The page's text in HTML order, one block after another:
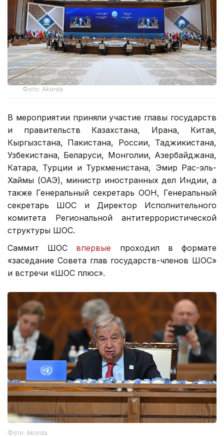
Фото: Akorda
В мероприятии приняли участие главы государств
и правительств Казахстана, Ирана, Китая,
Кыргызстана, Пакистана, России, Таджикистана,
Узбекистана, Беларуси, Монголии, Азербайджана,
Катара, Турции и Туркменистана, Эмир Рас-эль-
Хаймы (ОАЭ), министр иностранных дел Индии, а
также Генеральный секретарь ООН, Генеральный
секретарь ШОС и Директор Исполнительного
комитета Региональной антитеррористической
структуры ШОС.
Саммит ШОС впервые проходил в формате
«заседание Совета глав государств-членов ШОС»
и встречи «ШОС плюс».
Фото: Akorda